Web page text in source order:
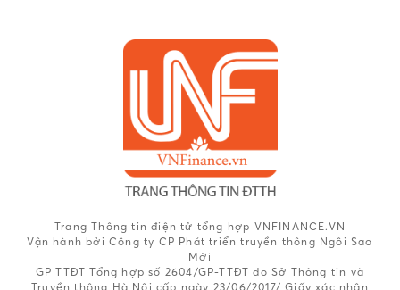
Trang Thông tin điện tử tổng hợp VNFINANCE.VN
Vận hành bởi Công ty CP Phát triển truyền thông Ngôi Sao
Mới
GP TTĐT Tổng hợp số 2604/GP-TTĐT do Sở Thông tin và
Truyền thông Hà Nội cấp ngày 23/06/2017/ Giấy xác nhận